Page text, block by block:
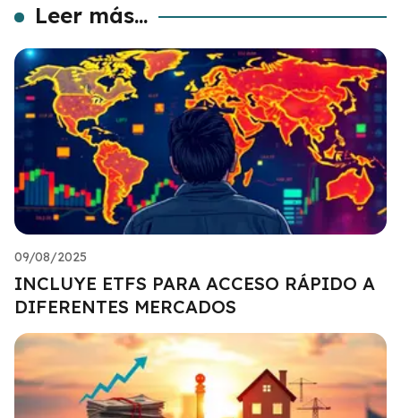
Leer más...
09/08/2025
INCLUYE ETFS PARA ACCESO RÁPIDO A
DIFERENTES MERCADOS